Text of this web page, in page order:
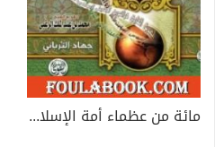
مائة من عظماء أمة الإسلام غيروا مجرى التاريخ